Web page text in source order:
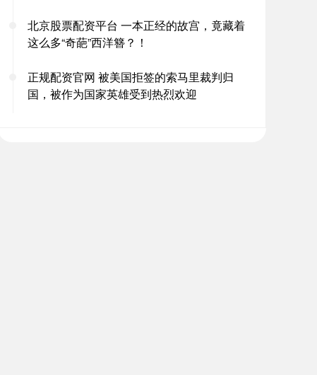
北京股票配资平台 一本正经的故宫，竟藏着
这么多“奇葩”西洋簪？！
正规配资官网 被美国拒签的索马里裁判归
国，被作为国家英雄受到热烈欢迎